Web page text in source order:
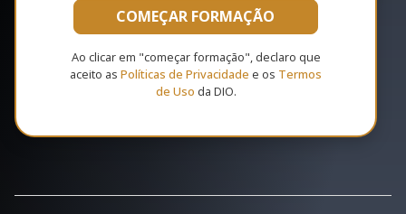
COMEÇAR FORMAÇÃO
Ao clicar em "começar formação", declaro que
aceito as Políticas de Privacidade e os Termos
de Uso da DIO.